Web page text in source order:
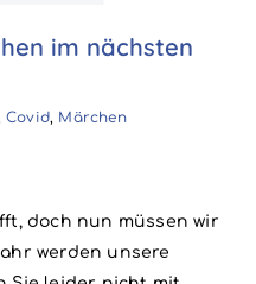
im nächsten
Covid, Märchen
doch nun müssen wir
werden unsere